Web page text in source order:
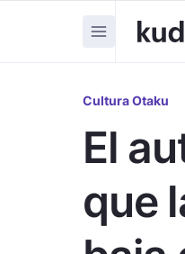
Cultura Otaku
El
que